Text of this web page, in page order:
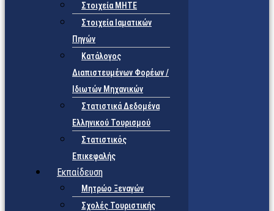
Στοιχεία ΜΗΤΕ
Στοιχεία Ιαματικών
Πηγών
Κατάλογος
Διαπιστευμένων Φορέων /
Ιδιωτών Μηχανικών
Στατιστικά Δεδομένα
Ελληνικού Τουρισμού
Στατιστικός
Επικεφαλής
Εκπαίδευση
Μητρώο Ξεναγών
Σχολές Τουριστικής